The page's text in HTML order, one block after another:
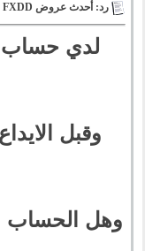
رد: أحدث عروض FXDD ...خمسة وعشرون الف دولار جوائز نقدية للفائزين
لدي حساب
وقبل
وهل الحساب